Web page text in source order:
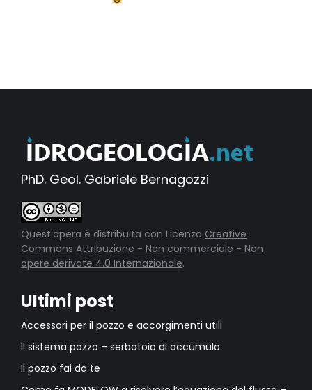
PhD. Geol. Gabriele Bernagozzi
Quest'opera è distribuita con Licenza Creative
Commons Attribuzione - Non commerciale - Non
opere derivate 4.0 Internazionale.
Ultimi post
Accessori per il pozzo e accorgimenti utili
Il sistema pozzo – serbatoio di accumulo
Il pozzo fai da te